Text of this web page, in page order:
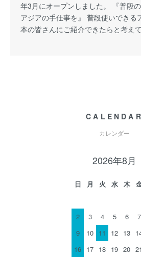
年3月にオープンしました。 『普段
アジアの手仕事を』 普段使いできる
本の皆さんにご紹介できたらと考えて
CALENDAR
カレンダー
2026年8月
日 月 火 水 木
2
3 4 5 6 7
9
10 11 12 13
16 17 18 19 20 21